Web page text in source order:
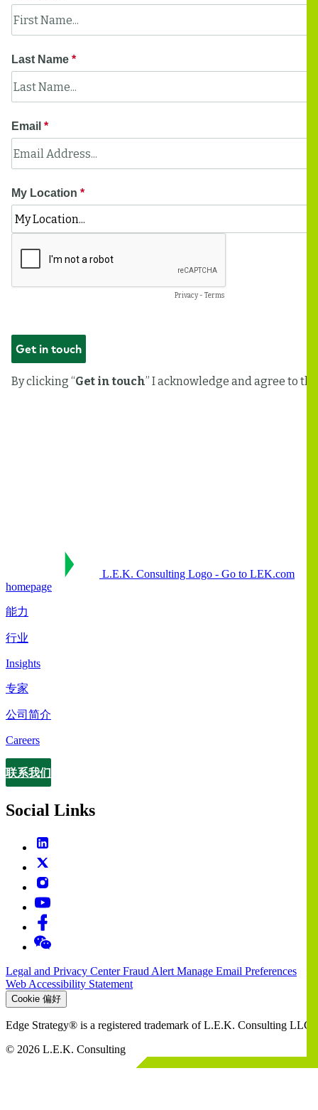
L.E.K. Consulting Logo - Go to LEK.com
homepage
能力
行业
Insights
专家
公司简介
Careers
Contact
联系我们
Social Links
Legal and Privacy CenterFraud Alert Manage Email Preferences
Web Accessibility Statement
Cookie 偏好
Edge Strategy® is a registered trademark of L.E.K. Consulting LLC
© 2026 L.E.K. Consulting